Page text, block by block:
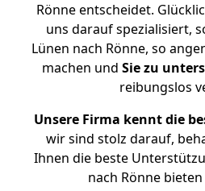
Rönne entscheidet.
uns darauf spezialisiert,
Lünen nach Rönne, so
machen und Sie zu
reibungslos
Unsere Firma kennt die
wir sind stolz darauf,
Ihnen die beste
nach Rönne